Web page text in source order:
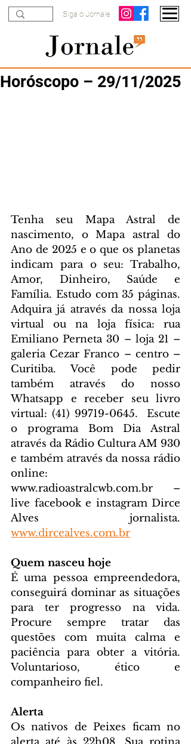
Siga o Jornale
Horóscopo – 29/11/2025
Tenha seu Mapa Astral de
nascimento, o Mapa astral do
Ano de 2025 e o que os planetas
indicam para o seu: Trabalho,
Amor, Dinheiro, Saúde e
Família. Estudo com 35 páginas.
Adquira já através da nossa loja
virtual ou na loja física: rua
Emiliano Perneta 30 – loja 21 –
galeria Cezar Franco – centro –
Curitiba. Você pode pedir
também através do nosso
Whatsapp e receber seu livro
virtual: (41) 99719-0645.
Escute
o programa Bom Dia Astral
através da Rádio Cultura AM 930
e também através da nossa rádio
www.radioastralcwb.com.br –
live facebook e instagram Dirce
www.dircealves.com.br
Quem nasceu hoje
É uma pessoa empreendedora,
conseguirá dominar as situações
para ter progresso na vida.
Procure sempre tratar das
questões com muita calma e
paciência para obter a vitória.
Voluntarioso, ético e
companheiro fiel.
Alerta
Os nativos de Peixes ficam no